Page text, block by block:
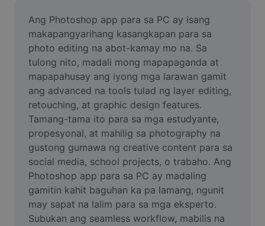
Meme Generator
AI Text Remover
AI People Remover
AI Inpainting
Face Cutout
Video
Remove video BG
Enhance quality
Ang Photoshop app para sa PC ay isang
makapangyarihang kasangkapan para sa
photo editing na abot-kamay mo na. Sa
tulong nito, madali mong mapapaganda at
mapapahusay ang iyong mga larawan gamit
ang advanced na tools tulad ng layer editing,
retouching, at graphic design features.
Tamang-tama ito para sa mga estudyante,
propesyonal, at mahilig sa photography na
gustong gumawa ng creative content para sa
social media, school projects, o trabaho. Ang
Photoshop app para sa PC ay madaling
gamitin kahit baguhan ka pa lamang, ngunit
may sapat na lalim para sa mga eksperto.
Subukan ang seamless workflow, mabilis na